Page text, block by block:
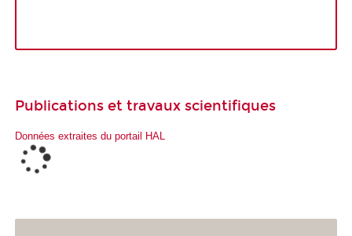
Publications et travaux scientifiques
Données extraites du portail HAL